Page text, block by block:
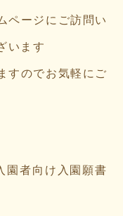
ページにご訪問い
います
すのでお気軽にご
園者向け入園願書